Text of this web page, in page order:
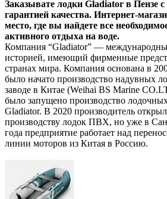
Компания “Gladiator” —
историей, имеющий фирменные
странах мира. Компания основана в
было начато производство надувных
заводе в Китае (Weihai BS Marine
было запущено производство
Gladiator. В 2020 производитель
производству лодок ПВХ, но уже в
года предприятие работает над
линии моторов из Китая в Россию.
Заказывате лодки Gladiator в Пензе с
гарантией качества. Интернет-
место, где вы найдете все
активного отдыха на воде.